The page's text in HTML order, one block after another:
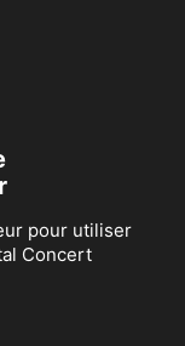
pour utiliser
Concert